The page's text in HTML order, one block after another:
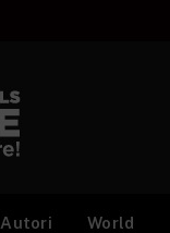
Autori World